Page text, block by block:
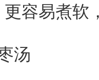
容易煮软
汤